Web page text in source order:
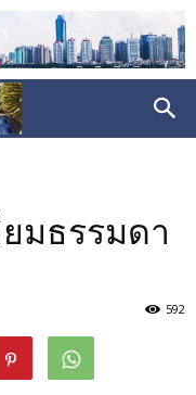
มธรรมดา
592